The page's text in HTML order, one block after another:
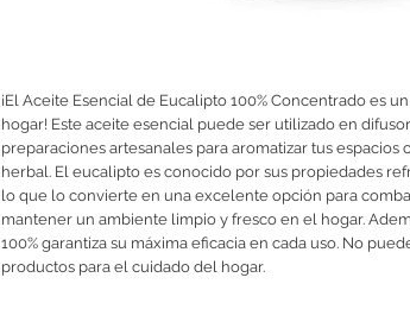
¡El Aceite Esencial de Eucalipto 100% Concentrado es
hogar! Este aceite esencial puede ser utilizado en
preparaciones artesanales para aromatizar tus espacios
herbal. El eucalipto es conocido por sus propiedades
lo que lo convierte en una excelente opción para
mantener un ambiente limpio y fresco en el hogar.
100% garantiza su máxima eficacia en cada uso. No
productos para el cuidado del hogar.